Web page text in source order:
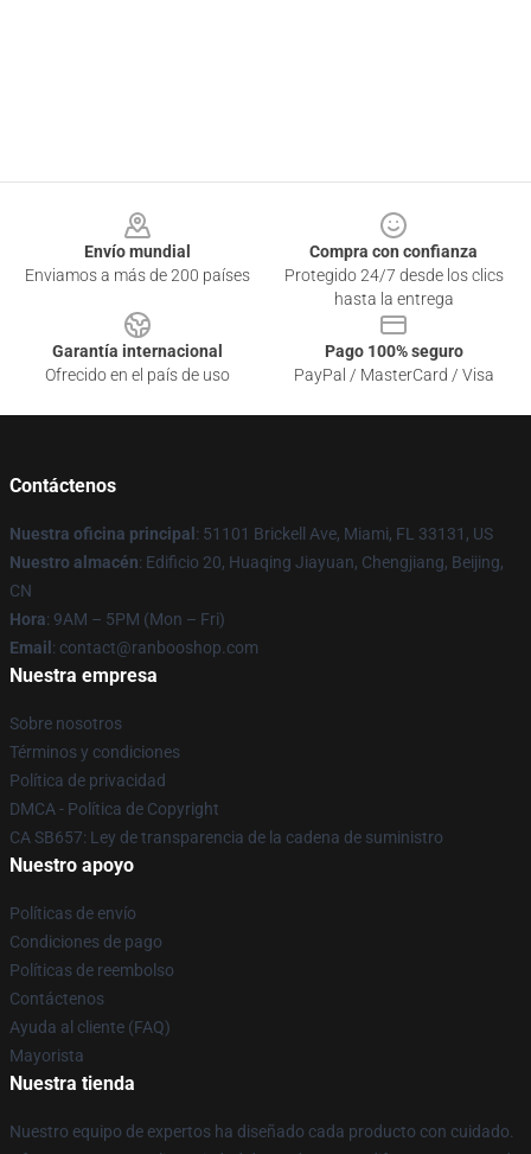
Envío mundial
Enviamos a más de 200 países
Compra con confianza
Protegido 24/7 desde los clics
hasta la entrega
Garantía internacional
Ofrecido en el país de uso
Pago 100% seguro
PayPal / MasterCard / Visa
Contáctenos
Nuestra oficina principal : 51101 Brickell Ave, Miami, FL 33131, US
Nuestro almacén: Edificio 20, Huaqing Jiayuan, Chengjiang, Beijing,
CN
Hora: 9AM – 5PM (Mon – Fri)
Email : contact@ranbooshop.com
Nuestra empresa
Sobre nosotros
Términos y condiciones
Política de privacidad
DMCA - Política de Copyright
CA SB657: Ley de transparencia de la cadena de suministro
Nuestro apoyo
Políticas de envío
Condiciones de pago
Políticas de reembolso
Contáctenos
Ayuda al cliente (FAQ)
Mayorista
Nuestra tienda
Nuestro equipo de expertos ha diseñado cada producto con cuidado.